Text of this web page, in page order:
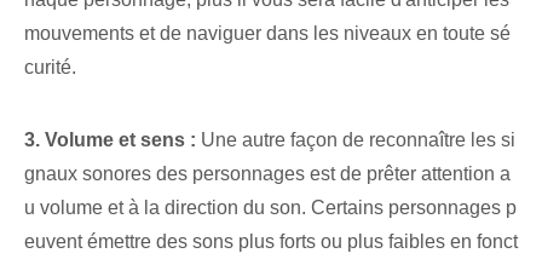
mouvements et de naviguer dans les niveaux en toute sé
curité.
3. Volume ⁤et⁤ sens : Une autre façon de reconnaître les si
gnaux sonores des personnages est de prêter attention a
u volume et à la direction du son. Certains personnages p
euvent émettre des sons plus forts ou plus faibles en fonct